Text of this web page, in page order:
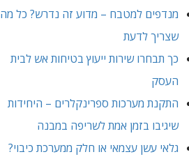
מנדפים למטבח – מדוע זה נדרש? כל מה
שצריך לדעת
כך תבחרו שירות ייעוץ בטיחות אש לבית
העסק
התקנת מערכות ספרינקלרים – היחידות
שיגיבו בזמן אמת לשריפה במבנה
גלאי עשן עצמאי או חלק ממערכת כיבוי?